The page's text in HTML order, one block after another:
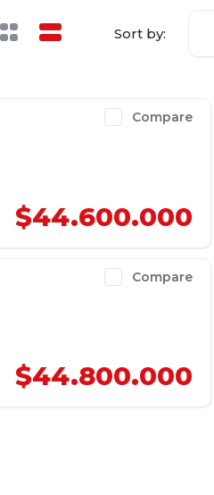
Sort by:
Compare
$44.600.000
Compare
$44.800.000